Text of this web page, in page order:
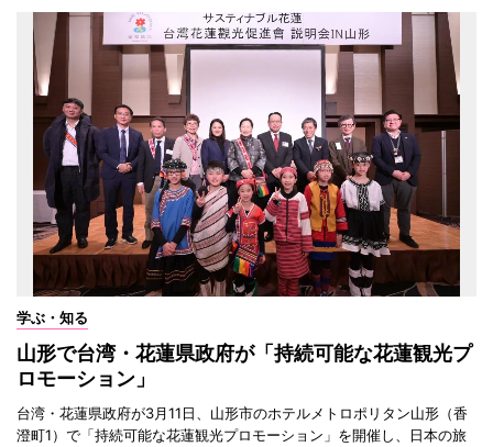
学ぶ・知る
山形で台湾・花蓮県政府が「持続可能な花蓮観光プ
ロモーション」
台湾・花蓮県政府が3月11日、山形市のホテルメトロポリタン山形（香
澄町1）で「持続可能な花蓮観光プロモーション」を開催し、日本の旅